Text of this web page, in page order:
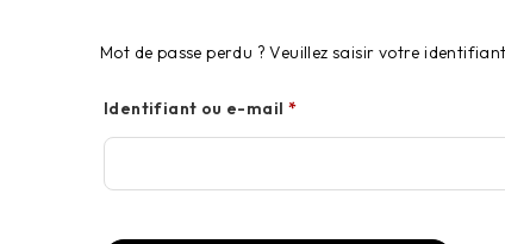
Mot de passe perdu ? Veuillez saisir votre
Identifiant ou e-mail *